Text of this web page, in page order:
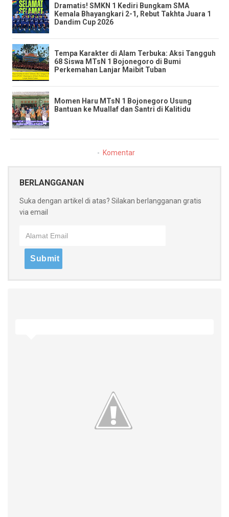
​Dramatis! SMKN 1 Kediri Bungkam SMA
Kemala Bhayangkari 2-1, Rebut Takhta Juara 1
Dandim Cup 2026
Tempa Karakter di Alam Terbuka: Aksi Tangguh
68 Siswa MTsN 1 Bojonegoro di Bumi
Perkemahan Lanjar Maibit Tuban
​Momen Haru MTsN 1 Bojonegoro Usung
Bantuan ke Muallaf dan Santri di Kalitidu
Komentar
BERLANGGANAN
Suka dengan artikel di atas? Silakan berlangganan gratis
via email